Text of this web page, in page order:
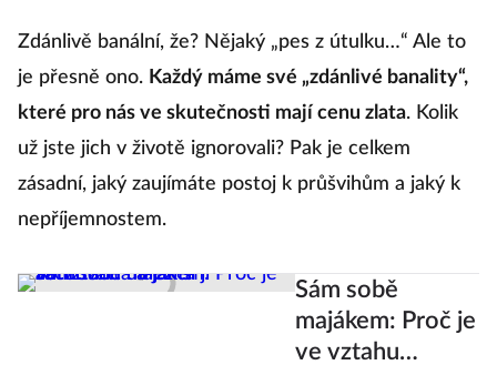
Zdánlivě banální, že? Nějaký „pes z útulku…“ Ale to
je přesně ono. Každý máme své „zdánlivé banality“,
které pro nás ve skutečnosti mají cenu zlata. Kolik
už jste jich v životě ignorovali? Pak je celkem
zásadní, jaký zaujímáte postoj k průšvihům a jaký k
nepříjemnostem.
Sám sobě
majákem: Proč je
ve vztahu